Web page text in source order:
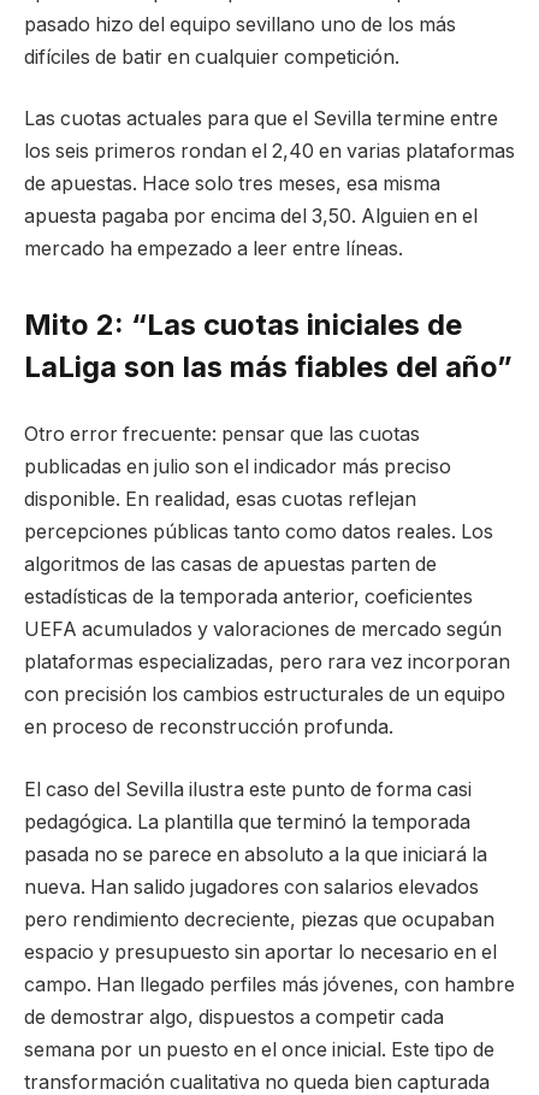
pasado hizo del equipo sevillano uno de los más
difíciles de batir en cualquier competición.
Las cuotas actuales para que el Sevilla termine entre
los seis primeros rondan el 2,40 en varias plataformas
de apuestas. Hace solo tres meses, esa misma
apuesta pagaba por encima del 3,50. Alguien en el
mercado ha empezado a leer entre líneas.
Mito 2: “Las cuotas iniciales de
LaLiga son las más fiables del año”
Otro error frecuente: pensar que las cuotas
publicadas en julio son el indicador más preciso
disponible. En realidad, esas cuotas reflejan
percepciones públicas tanto como datos reales. Los
algoritmos de las casas de apuestas parten de
estadísticas de la temporada anterior, coeficientes
UEFA acumulados y valoraciones de mercado según
plataformas especializadas, pero rara vez incorporan
con precisión los cambios estructurales de un equipo
en proceso de reconstrucción profunda.
El caso del Sevilla ilustra este punto de forma casi
pedagógica. La plantilla que terminó la temporada
pasada no se parece en absoluto a la que iniciará la
nueva. Han salido jugadores con salarios elevados
pero rendimiento decreciente, piezas que ocupaban
espacio y presupuesto sin aportar lo necesario en el
campo. Han llegado perfiles más jóvenes, con hambre
de demostrar algo, dispuestos a competir cada
semana por un puesto en el once inicial. Este tipo de
transformación cualitativa no queda bien capturada